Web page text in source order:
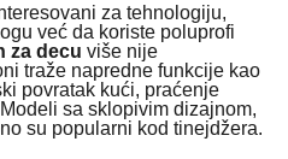
za tehnologiju,
već da koriste poluprofi
za decu više nije
traže napredne funkcije kao
povratak kući, praćenje
sa sklopivim dizajnom,
su popularni kod tinejdžera.